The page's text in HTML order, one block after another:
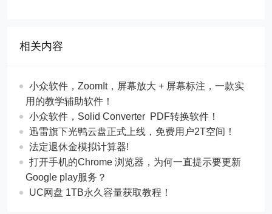
相关内容
​​小众软件，ZoomIt，屏幕放大 + 屏幕标注，一款实
用的教学辅助软件！
​​小众软件，Solid Converter PDF转换软件！
迅雷旗下光鸭云盘正式上线，免费用户2T空间！
法定退休金模拟计算器!
打开手机的Chrome 浏览器，为何一直提示要更新
Google play服务？
UC网盘 1TB永久容量获取教程！